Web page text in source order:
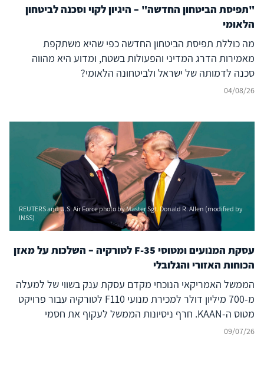
"תפיסת הביטחון החדשה" – היגיון לקוי וסכנה לביטחון
הלאומי
מה כוללת תפיסת הביטחון החדשה כפי שהיא משתקפת
מאמירות הדרג המדיני והפעולות בשטח, ומדוע היא מהווה
סכנה לדמותה של ישראל ולביטחונה הלאומי?
04/08/26
REUTERS and U.S. Air Force photo by Master Sgt. Donald R. Allen (modified by
INSS)
עסקת המנועים ומטוסי F-35 לטורקיה – השלכות על מאזן
הכוחות האזורי והגלובלי
הממשל האמריקאי הנוכחי מקדם עסקת ענק בשווי של למעלה
מ-700 מיליון דולר למכירת מנועי F110 לטורקיה עבור פרויקט
מטוס ה-KAAN. חרף ניסיונות הממשל לעקוף את חסמי
הקונגרס, המהלך אינו אירוע מבודד אלא מאיץ אסטרטגי שנועד
09/07/26